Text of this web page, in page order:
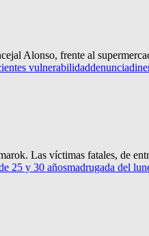
Alonso, frente al
vulnerabilidaddenuncia
Las víctimas fatales, de
25 y 30 añosmadrugada del